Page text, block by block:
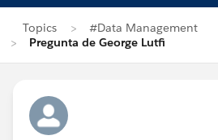
Topics
#Data Management
Pregunta de George Lutfi